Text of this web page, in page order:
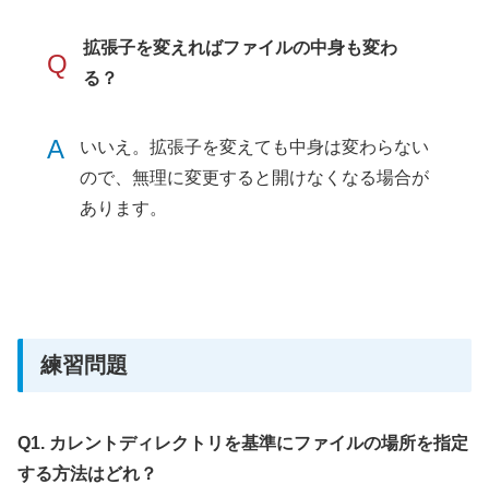
Q
拡張子を変えればファイルの中身も変わ
る？
A
いいえ。拡張子を変えても中身は変わらない
ので、無理に変更すると開けなくなる場合が
あります。
練習問題
Q1. カレントディレクトリを基準にファイルの場所を指定
する方法はどれ？